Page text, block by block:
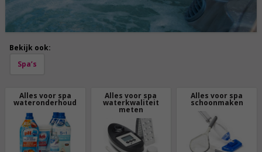
Bekijk ook:
Spa’s
Alles voor spa
wateronderhoud
Alles voor spa
waterkwaliteit
meten
Alles voor spa
schoonmaken